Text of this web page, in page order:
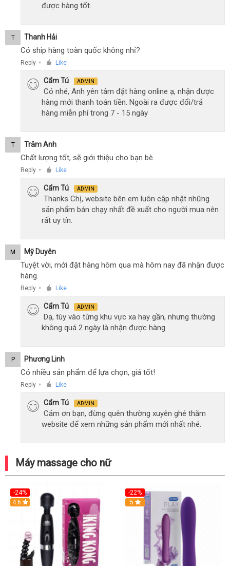
được hàng tốt.
T Thanh Hải
Có ship hàng toàn quốc không nhỉ?
Reply ● Like
Cẩm Tú ADMIN
Có nhé, Anh yên tâm đặt hàng online ạ, nhận được
hàng mới thanh toán tiền. Ngoài ra được đổi/trả
hàng miễn phí trong 7 - 15 ngày
T Trâm Anh
Chất lượng tốt, sẽ giới thiệu cho bạn bè.
Reply ● Like
Cẩm Tú ADMIN
Thanks Chị, website bên em luôn cập nhật những
sản phẩm bán chạy nhất đề xuất cho người mua nên
rất uy tín.
M Mỹ Duyên
Tuyệt vời, mới đặt hàng hôm qua mà hôm nay đã nhận được
hàng.
Reply ● Like
Cẩm Tú ADMIN
Dạ, tùy vào từng khu vực xa hay gần, nhưng thường
không quá 2 ngày là nhận được hàng
P Phương Linh
Có nhiều sản phẩm để lựa chọn, giá tốt!
Reply ● Like
Cẩm Tú ADMIN
Cảm ơn bạn, đừng quên thường xuyên ghé thăm
website để xem những sản phẩm mới nhất nhé.
Máy massage cho nữ
-24%
4.6
-22%
Hot
5